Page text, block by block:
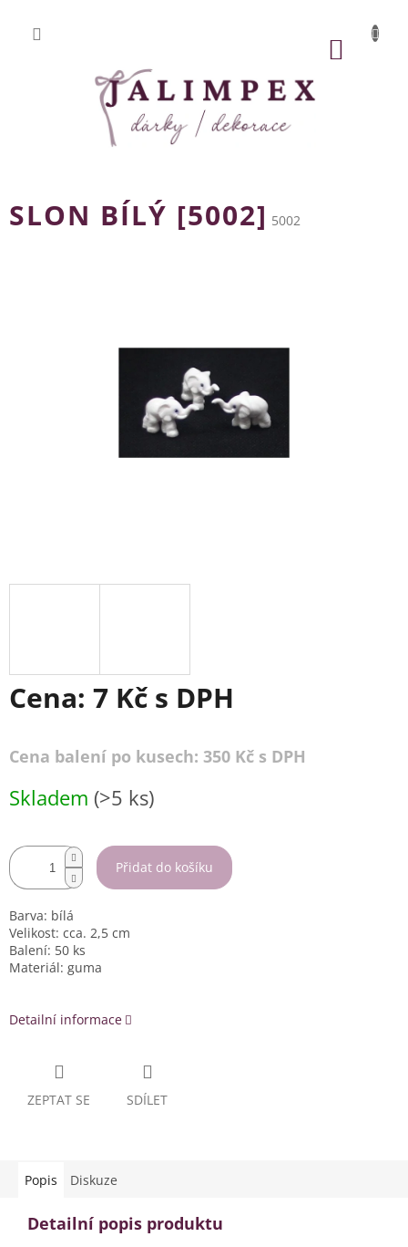
obsah
SLON BÍLÝ [5002] 5002
Cena: 7 Kč s DPH
Cena balení po kusech: 350 Kč s DPH
cena:
Skladem (>5 ks)
Přidat do košíku
Barva: bílá
Velikost: cca. 2,5 cm
Balení: 50 ks
Materiál: guma
Detailní informace
ZEPTAT SE SDÍLET
Popis Diskuze
Detailní popis produktu